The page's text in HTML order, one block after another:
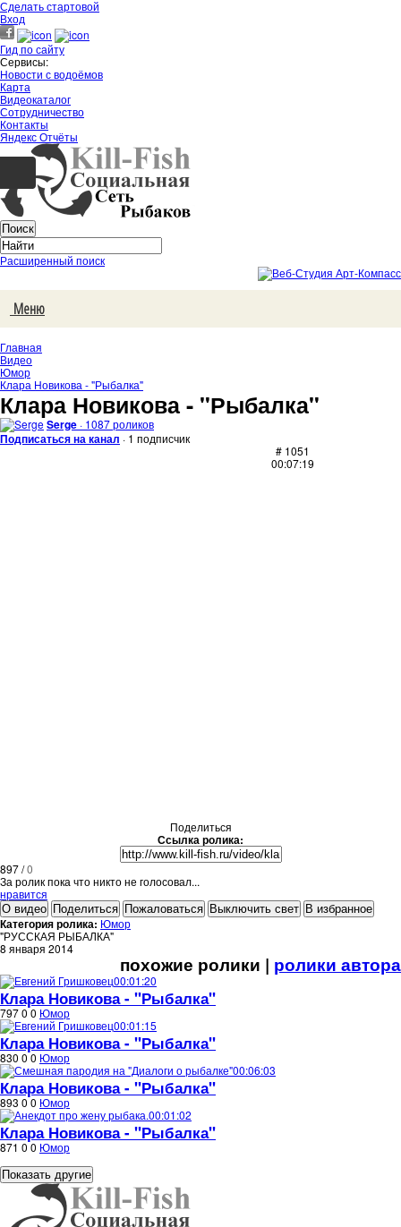
Сделать стартовой
Вход
Гид по сайту
Сервисы:
Новости с водоёмов
Карта
Видеокаталог
Сотрудничество
Контакты
Яндекс Отчёты
Расширенный поиск
Меню
Главная
Видео
Юмор
Клара Новикова - "Рыбалка"
Клара Новикова - "Рыбалка"
Serge · 1087 роликов
Подписаться на канал · 1 подписчик
# 1051
00:07:19
Поделиться
Ссылка ролика:
897/0
За ролик пока что никто не голосовал...
нравится
О видео Поделиться Пожаловаться Выключить свет В избранное
Категория ролика: Юмор
"РУССКАЯ РЫБАЛКА"
8 января 2014
похожие ролики | ролики автора
00:01:20
Клара Новикова - "Рыбалка"
7970 0 Юмор
00:01:15
Клара Новикова - "Рыбалка"
830 0 0 Юмор
00:06:03
Клара Новикова - "Рыбалка"
893 0 0 Юмор
00:01:02
Клара Новикова - "Рыбалка"
871 0 0 Юмор